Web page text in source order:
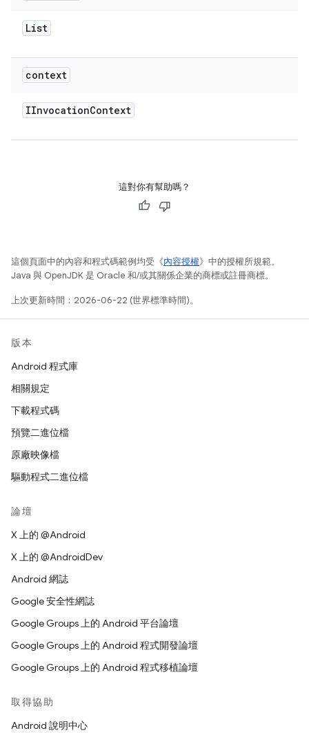
List
context
IInvocationContext
這對你有幫助嗎？
這個頁面中的內容和程式碼範例均受《內容授權》中的授權所規範。
Java 與 OpenJDK 是 Oracle 和/或其關係企業的商標或註冊商標。
上次更新時間：2026-06-22 (世界標準時間)。
版本
Android 程式庫
相關規定
下載程式碼
預覽二進位檔
原廠映像檔
驅動程式二進位檔
論壇
X 上的 @Android
X 上的 @AndroidDev
Android 網誌
Google 安全性網誌
Google Groups 上的 Android 平台論壇
Google Groups 上的 Android 程式開發論壇
Google Groups 上的 Android 程式移植論壇
取得協助
Android 說明中心